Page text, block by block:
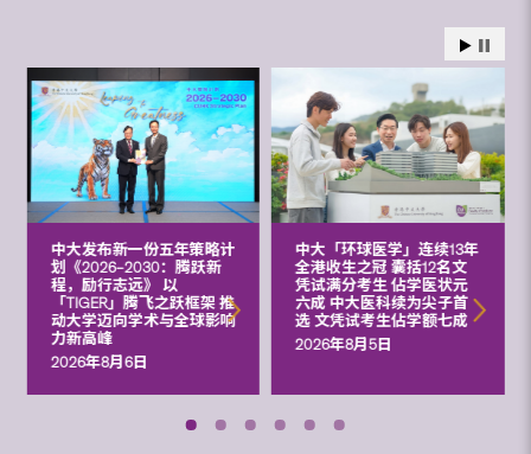
中大发布新一份五年策略计
划《2026‒2030：腾跃新
程，励行志远》 以
「TIGER」腾飞之跃框架 推
动大学迈向学术与全球影响
力新高峰
2026年8月6日
中大「环球医学」连续13年
全港收生之冠 囊括12名文
凭试满分考生 佔学医状元
六成 中大医科续为尖子首
选 文凭试考生佔学额七成
2026年8月5日